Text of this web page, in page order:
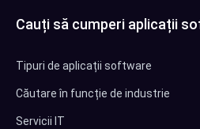
Cauți să cumperi aplicații
Tipuri de aplicații software
Căutare în funcție de industrie
Servicii IT